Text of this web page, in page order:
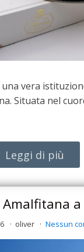
vera
Situata nel
Leggi di più
oliver Nessun